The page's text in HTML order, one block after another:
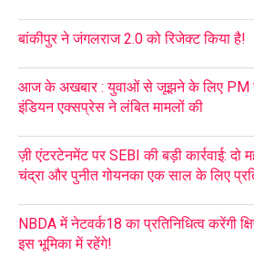
बांकीपुर ने जंगलराज 2.0 को रिजेक्ट किया है!
आज के अखबार : युवाओं से जूझने के लिए PM ने
इंडियन एक्सप्रेस ने लंबित मामलों की
ज़ी एंटरटेनमेंट पर SEBI की बड़ी कार्रवाई: दो
चंद्रा और पुनीत गोयनका एक साल के लिए
NBDA में नेटवर्क18 का प्रतिनिधित्व करेंगी
इस भूमिका में रहेंगे!